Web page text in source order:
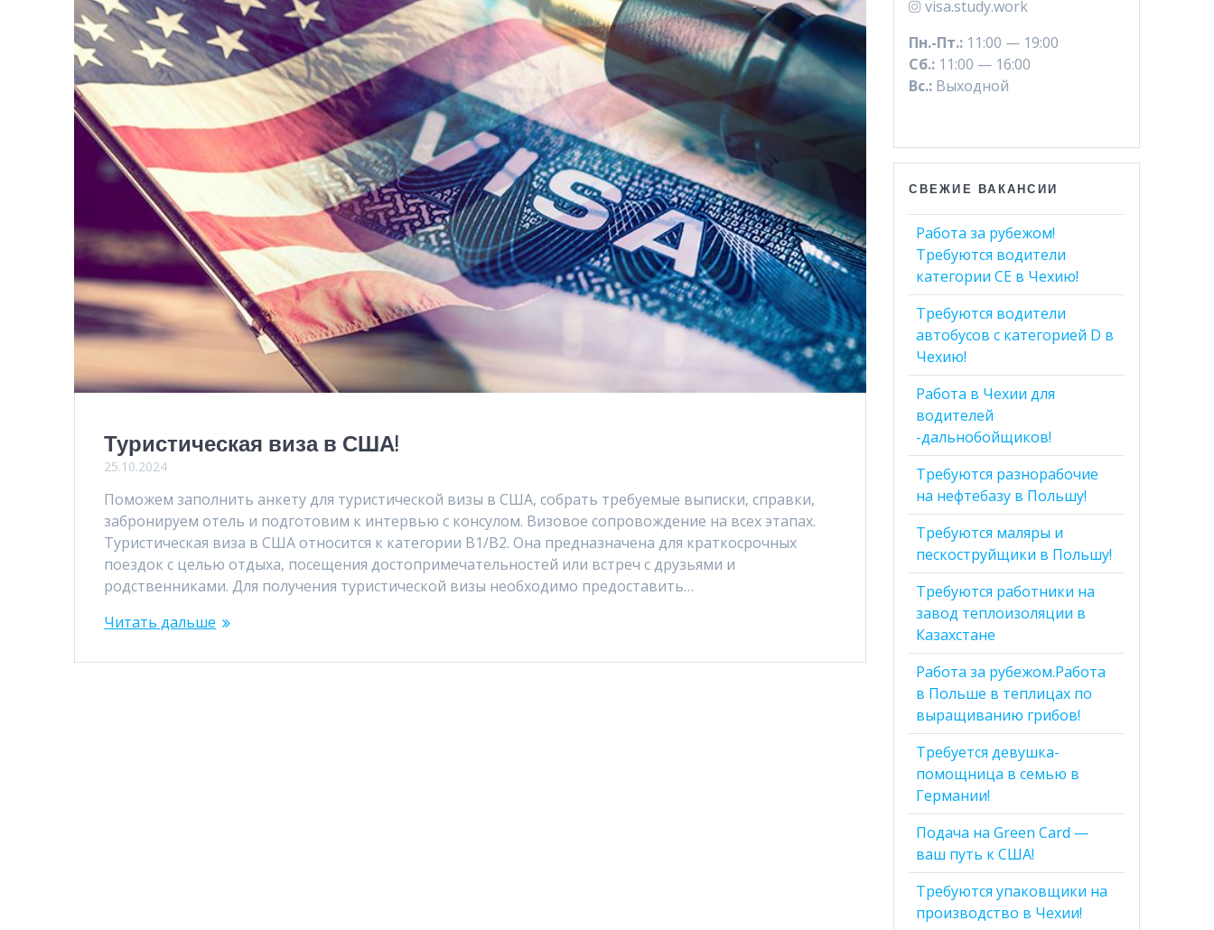
Туристическая виза в США!
25.10.2024
Поможем заполнить анкету для туристической визы в США, собрать требуемые выписки, справки,
забронируем отель и подготовим к интервью с консулом. Визовое сопровождение на всех этапах.
Туристическая виза в США относится к категории B1/B2. Она предназначена для краткосрочных
поездок с целью отдыха, посещения достопримечательностей или встреч с друзьями и
родственниками. Для получения туристической визы необходимо предоставить…
Читать дальше
visa.study.work
Пн.-Пт.: 11:00 — 19:00
Сб.: 11:00 — 16:00
Вс.: Выходной
СВЕЖИЕ ВАКАНСИИ
Работа за рубежом!
Требуются водители
категории СЕ в Чехию!
Требуются водители
автобусов с категорией D в
Чехию!
Работа в Чехии для
водителей
-дальнобойщиков!
Требуются разнорабочие
на нефтебазу в Польшу!
Требуются маляры и
пескоструйщики в Польшу!
Требуются работники на
завод теплоизоляции в
Казахстане
Работа за рубежом.Работа
в Польше в теплицах по
выращиванию грибов!
Требуется девушка-
помощница в семью в
Германии!
Подача на Green Card —
ваш путь к США!
Требуются упаковщики на
производство в Чехии!